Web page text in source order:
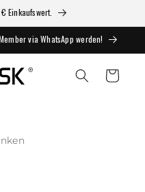
Einkaufswert.
via WhatsApp werden!
Warenkorb